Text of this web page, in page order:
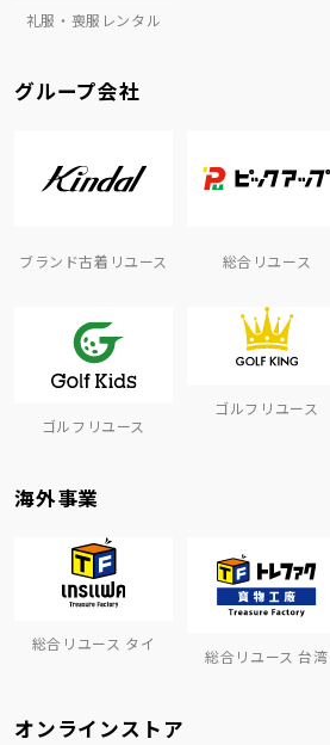
礼服・喪服レンタル
グループ会社
ブランド古着リユース 総合リユース
ゴルフリユース
ゴルフリユース
海外事業
総合リユース タイ
総合リユース 台湾
オンラインストア